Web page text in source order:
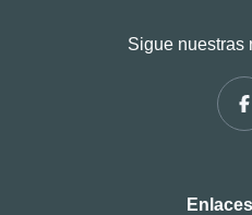
Sigue nuestras